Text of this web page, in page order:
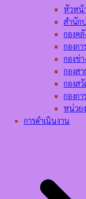
หัวหน้
สำนัก
กองคลั
กองก
กองช่า
กองส
กองส
กองก
หน่วย
การดำเนินงาน